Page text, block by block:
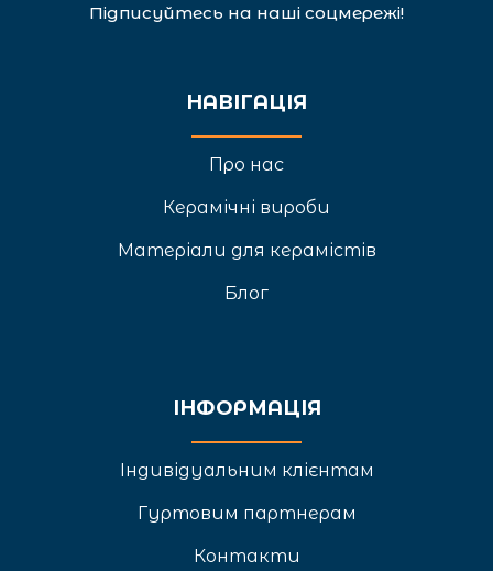
Підписуйтесь на наші соцмережі!
НАВІГАЦІЯ
Про нас
Керамічні вироби
Матеріали для керамістів
Блог
ІНФОРМАЦІЯ
Індивідуальним клієнтам
Гуртовим партнерам
Контакти